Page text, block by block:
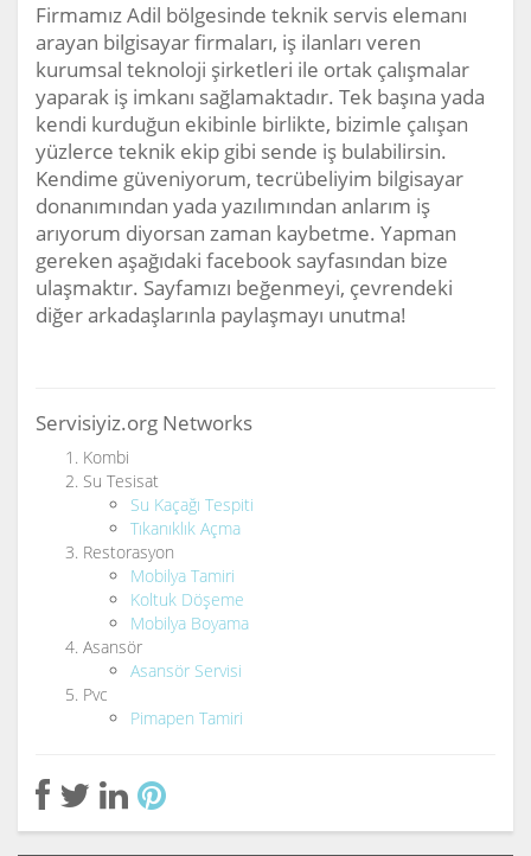
Firmamız Adil bölgesinde teknik servis elemanı
arayan bilgisayar firmaları, iş ilanları veren
kurumsal teknoloji şirketleri ile ortak çalışmalar
yaparak iş imkanı sağlamaktadır. Tek başına yada
kendi kurduğun ekibinle birlikte, bizimle çalışan
yüzlerce teknik ekip gibi sende iş bulabilirsin.
Kendime güveniyorum, tecrübeliyim bilgisayar
donanımından yada yazılımından anlarım iş
arıyorum diyorsan zaman kaybetme. Yapman
gereken aşağıdaki facebook sayfasından bize
ulaşmaktır. Sayfamızı beğenmeyi, çevrendeki
diğer arkadaşlarınla paylaşmayı unutma!
Servisiyiz.org Networks
Kombi
Su Tesisat
Su Kaçağı Tespiti
Tıkanıklık Açma
Restorasyon
Mobilya Tamiri
Koltuk Döşeme
Mobilya Boyama
Asansör
Asansör Servisi
Pvc
Pimapen Tamiri